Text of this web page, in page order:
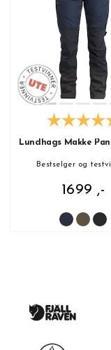
Lundhags Makke
Bestselger og
1699 ,-